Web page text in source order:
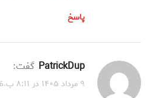
پاسخ
PatrickDup گفت:
۹ مرداد ۱۴۰۵ در ۸:۱۱ ب.ظ